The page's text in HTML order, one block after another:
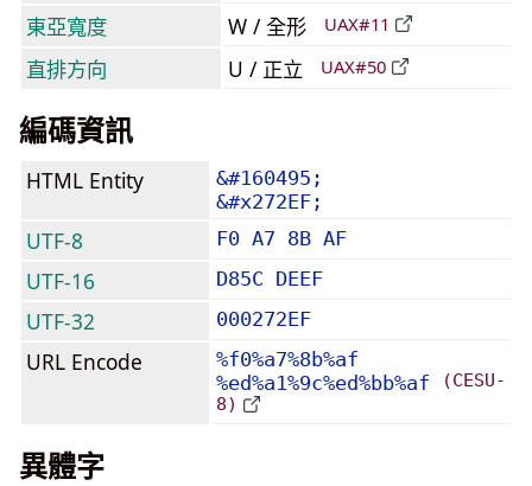
東亞寬度
W / 全形 UAX#11
直排方向 U / 正立 UAX#50
編碼資訊
HTML Entity
&#160495;
&#x272EF;
UTF-8 F0 A7 8B AF
UTF-16 D85C DEEF
UTF-32 000272EF
URL Encode
%f0%a7%8b%af
%ed%a1%9c%ed%bb%af
(CESU-
8)
異體字